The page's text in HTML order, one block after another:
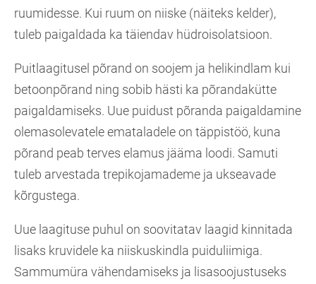
ruumidesse. Kui ruum on niiske (näiteks kelder),
tuleb paigaldada ka täiendav hüdroisolatsioon.
Puitlaagitusel põrand on soojem ja helikindlam kui
betoonpõrand ning sobib hästi ka põrandakütte
paigaldamiseks. Uue puidust põranda paigaldamine
olemasolevatele emataladele on täppistöö, kuna
põrand peab terves elamus jääma loodi. Samuti
tuleb arvestada trepikojamademe ja ukseavade
kõrgustega.
Uue laagituse puhul on soovitatav laagid kinnitada
lisaks kruvidele ka niiskuskindla puiduliimiga.
Sammumüra vähendamiseks ja lisasoojustuseks